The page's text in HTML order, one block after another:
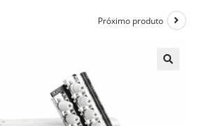
Próximo produto